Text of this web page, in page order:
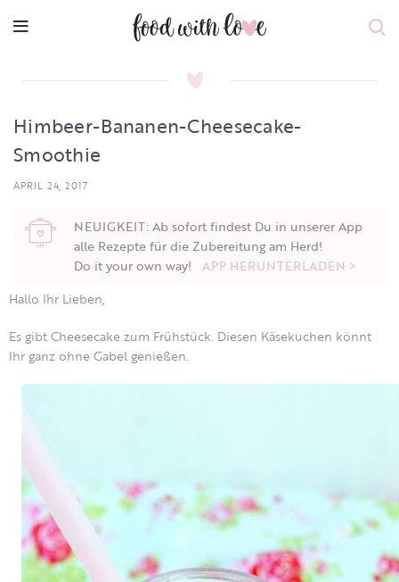
Himbeer-Bananen-Cheesecake-
Smoothie
APRIL 24, 2017
NEUIGKEIT: Ab sofort findest Du in unserer App
alle Rezepte für die Zubereitung am Herd!
Do it your own way! APP HERUNTERLADEN >
Hallo Ihr Lieben,
Es gibt Cheesecake zum Frühstück. Diesen Käsekuchen könnt
Ihr ganz ohne Gabel genießen.